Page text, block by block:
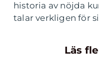
historia av nöjda
talar verkligen för
Läs